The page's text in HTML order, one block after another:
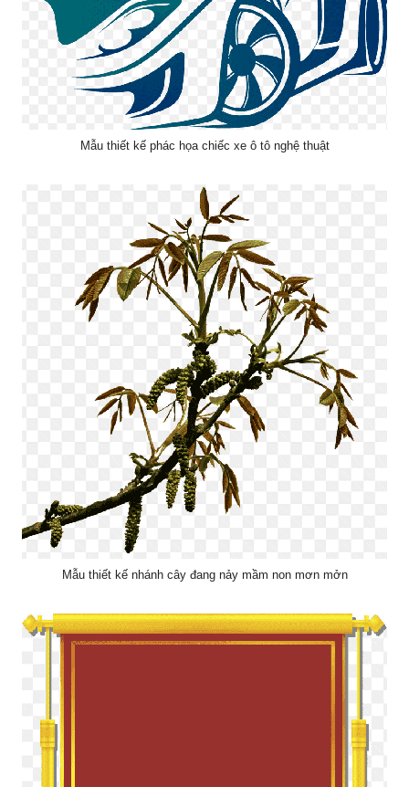
Mẫu thiết kế phác họa chiếc xe ô tô nghệ thuật
Mẫu thiết kế nhánh cây đang nảy mầm non mơn mởn